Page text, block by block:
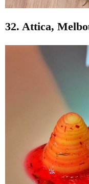
32. Attica,